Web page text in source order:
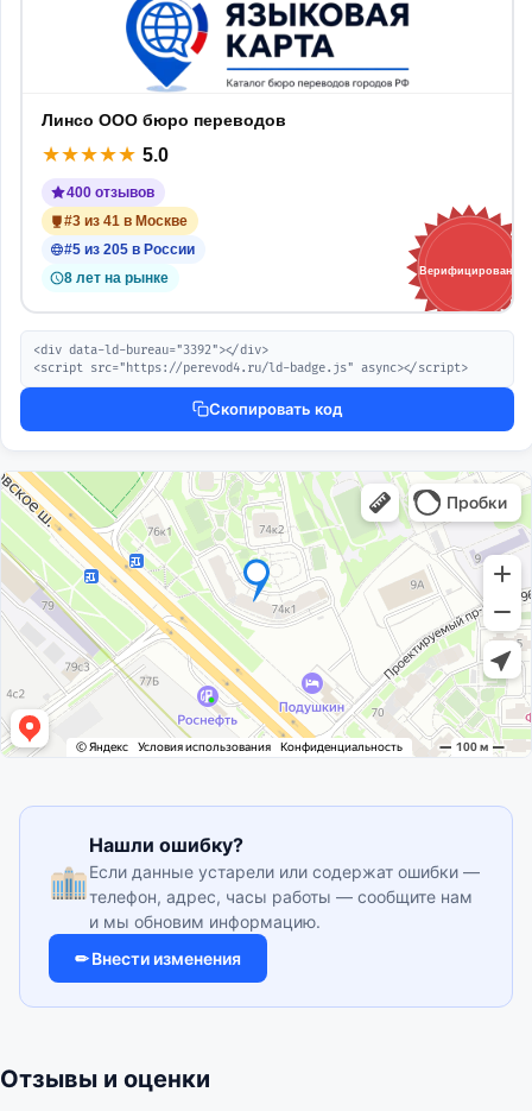
Линсо ООО бюро переводов
★★★★★ 5.0
400 отзывов
#3 из 41 в Москве
#5 из 205 в России
8 лет на рынке
Верифицировано
<div data-ld-bureau="3392"></div>
<script src="https://perevod4.ru/ld-badge.js" async></script>
Скопировать код
Нашли ошибку?
Если данные устарели или содержат ошибки —
телефон, адрес, часы работы — сообщите нам
и мы обновим информацию.
✏ Внести изменения
Отзывы и оценки